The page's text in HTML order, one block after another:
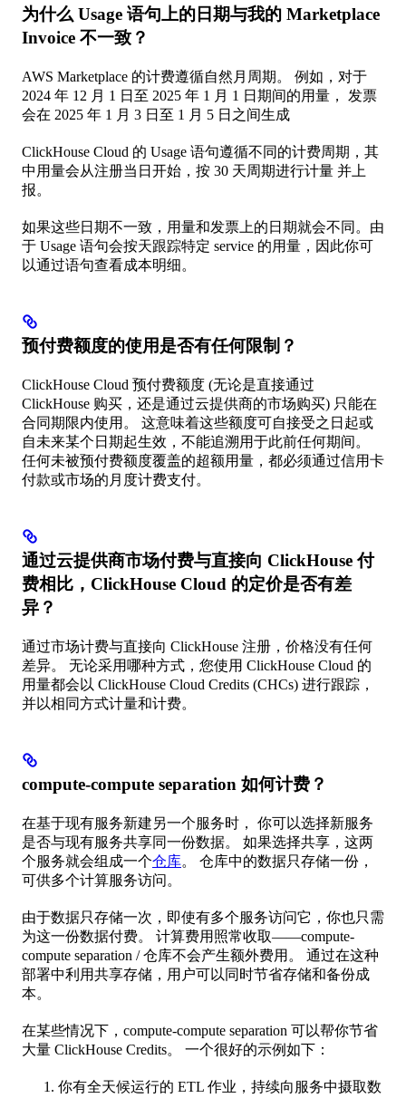
为什么 Usage 语句上的日期与我的 Marketplace
Invoice 不一致？
AWS Marketplace 的计费遵循自然月周期。 例如，对于
2024 年 12 月 1 日至 2025 年 1 月 1 日期间的用量， 发票
会在 2025 年 1 月 3 日至 1 月 5 日之间生成
ClickHouse Cloud 的 Usage 语句遵循不同的计费周期，其
中用量会从注册当日开始，按 30 天周期进行计量 并上
报。
如果这些日期不一致，用量和发票上的日期就会不同。由
于 Usage 语句会按天跟踪特定 service 的用量，因此你可
以通过语句查看成本明细。
预付费额度的使用是否有任何限制？
ClickHouse Cloud 预付费额度 (无论是直接通过
ClickHouse 购买，还是通过云提供商的市场购买) 只能在
合同期限内使用。 这意味着这些额度可自接受之日起或
自未来某个日期起生效，不能追溯用于此前任何期间。
任何未被预付费额度覆盖的超额用量，都必须通过信用卡
付款或市场的月度计费支付。
通过云提供商市场付费与直接向 ClickHouse 付
费相比，ClickHouse Cloud 的定价是否有差
异？
通过市场计费与直接向 ClickHouse 注册，价格没有任何
差异。 无论采用哪种方式，您使用 ClickHouse Cloud 的
用量都会以 ClickHouse Cloud Credits (CHCs) 进行跟踪，
并以相同方式计量和计费。
compute-compute separation 如何计费？
在基于现有服务新建另一个服务时， 你可以选择新服务
是否与现有服务共享同一份数据。 如果选择共享，这两
个服务就会组成一个仓库。 仓库中的数据只存储一份，
可供多个计算服务访问。
由于数据只存储一次，即使有多个服务访问它，你也只需
为这一份数据付费。 计算费用照常收取——compute-
compute separation / 仓库不会产生额外费用。 通过在这种
部署中利用共享存储，用户可以同时节省存储和备份成
本。
在某些情况下，compute-compute separation 可以帮你节省
大量 ClickHouse Credits。 一个很好的示例如下：
你有全天候运行的 ETL 作业，持续向服务中摄取数